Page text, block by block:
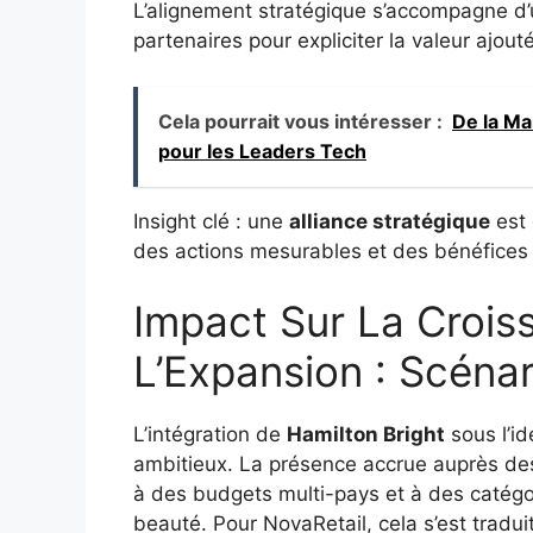
L’alignement stratégique s’accompagne
partenaires pour expliciter la valeur
Cela pourrait vous intéresser : De la
pour les Leaders Tech
Insight clé : une alliance stratégique est
des actions mesurables et des
Impact Sur La
L’Expansion :
L’intégration de Hamilton Bright sous
ambitieux. La présence accrue auprès
à des budgets multi-pays et à des
beauté. Pour NovaRetail, cela s’est